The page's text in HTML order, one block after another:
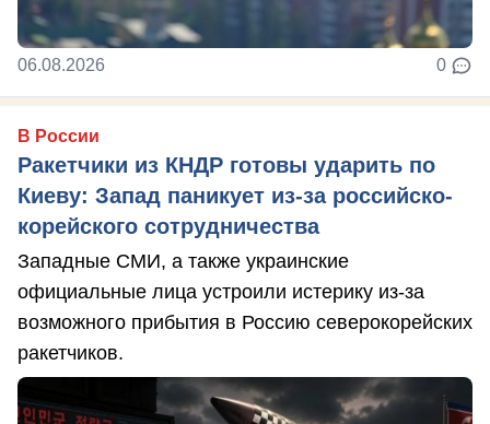
06.08.2026 0
В России
Ракетчики из КНДР готовы ударить по
Киеву: Запад паникует из-за российско-
корейского сотрудничества
Западные СМИ, а также украинские
официальные лица устроили истерику из-за
возможного прибытия в Россию северокорейских
ракетчиков.